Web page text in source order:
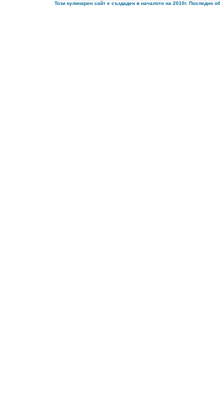
Този кулинарен сайт е създаден в началото на 2010г. Последно